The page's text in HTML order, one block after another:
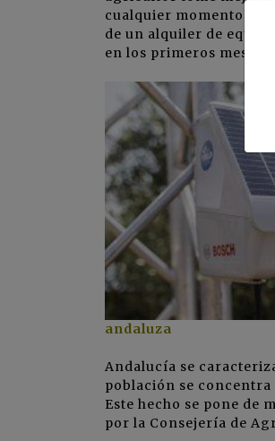
cualquier momento y
de un alquiler de
en los primeros meses
andaluza
Andalucía se
población se
Este hecho se pone de
por la Consejería de